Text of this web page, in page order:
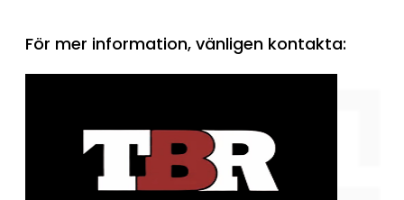
För mer information, vänligen kontakta: